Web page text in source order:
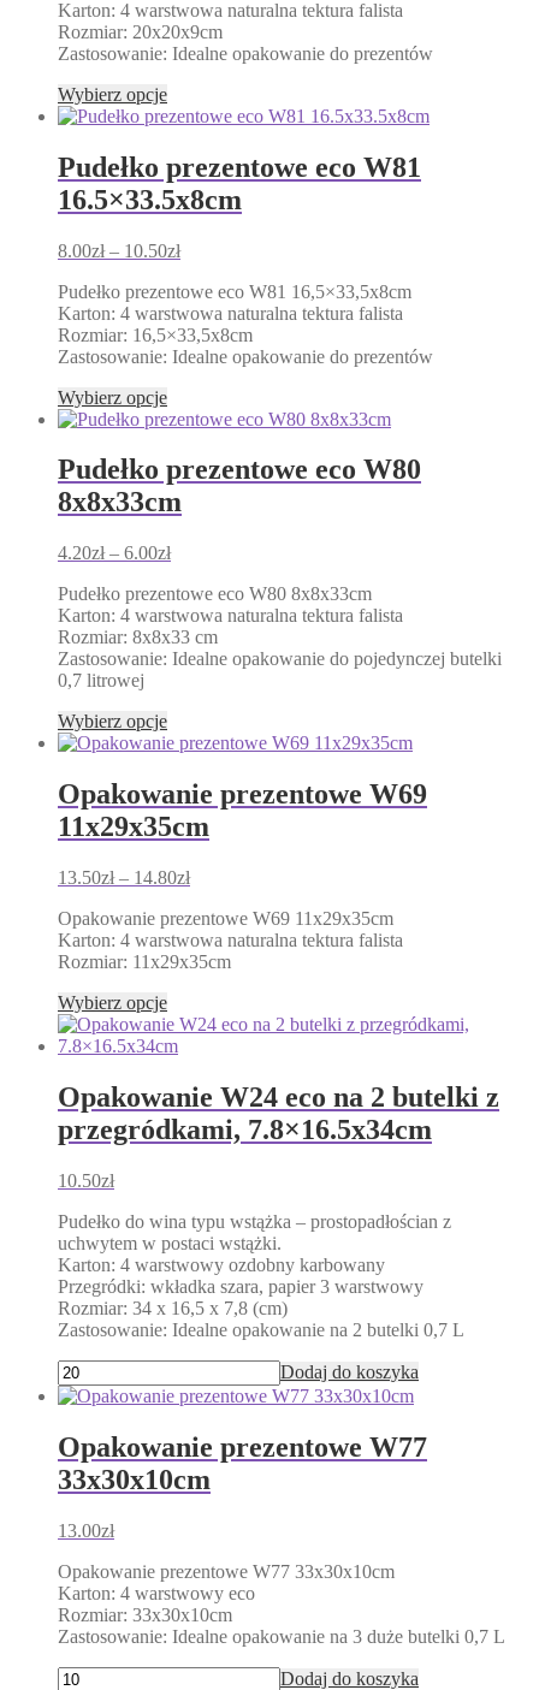
produktu
7.50zł
do
9.50zł
Karton: 4 warstwowa naturalna tektura falista
Rozmiar: 20x20x9cm
Zastosowanie: Idealne opakowanie do prezentów
Wybierz opcjeTen
produkt
wariantów.
Opcje
wybrać
na
stronie
produktu
Pudełko prezentowe eco W81
16.5×33.5x8cm
8.00zł – 10.50złZakres
od
8.00zł
do
10.50zł
Pudełko prezentowe eco W81 16,5×33,5x8cm
Karton: 4 warstwowa naturalna tektura falista
Rozmiar: 16,5×33,5x8cm
Zastosowanie: Idealne opakowanie do prezentów
Wybierz opcjeTen
produkt
wiele
wariantów.
Opcje
wybrać
stronie
produktu
Pudełko prezentowe eco W80
8x8x33cm
4.20zł – 6.00złZakres
od
4.20zł
do
6.00zł
Pudełko prezentowe eco W80 8x8x33cm
Karton: 4 warstwowa naturalna tektura falista
Rozmiar: 8x8x33 cm
Zastosowanie: Idealne opakowanie do pojedynczej butelki
0,7 litrowej
Wybierz opcjeTen
produkt
wiele
wariantów.
Opcje
wybrać
na
stronie
produktu
Opakowanie prezentowe W69
11x29x35cm
13.50zł – 14.80złZakres
od
13.50zł
do
Opakowanie prezentowe W69 11x29x35cm
Karton: 4 warstwowa naturalna tektura falista
Rozmiar: 11x29x35cm
Wybierz opcjeTen
produkt
ma
wariantów.
Opcje
można
produktu
Opakowanie W24 eco na 2 butelki z
przegródkami, 7.8×16.5x34cm
10.50zł
Pudełko do wina typu wstążka – prostopadłościan z
uchwytem w postaci wstążki.
Karton: 4 warstwowy ozdobny karbowany
Przegródki: wkładka szara, papier 3 warstwowy
Rozmiar: 34 x 16,5 x 7,8 (cm)
Zastosowanie: Idealne opakowanie na 2 butelki 0,7 L
Dodaj do koszyka
Opakowanie prezentowe W77
33x30x10cm
13.00zł
Opakowanie prezentowe W77 33x30x10cm
Karton: 4 warstwowy eco
Rozmiar: 33x30x10cm
Zastosowanie: Idealne opakowanie na 3 duże butelki 0,7 L
Dodaj do koszyka